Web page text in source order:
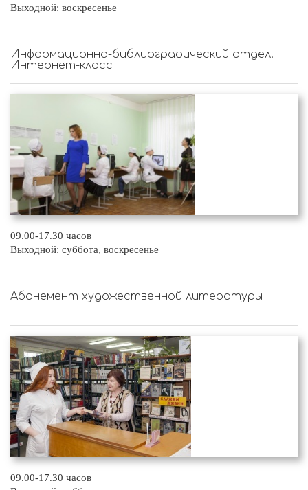
Выходной: воскресенье
Информационно-библиографический отдел.
Интернет-класс
09.00-17.30 часов
Выходной: суббота, воскресенье
Абонемент художественной литературы
09.00-17.30 часов